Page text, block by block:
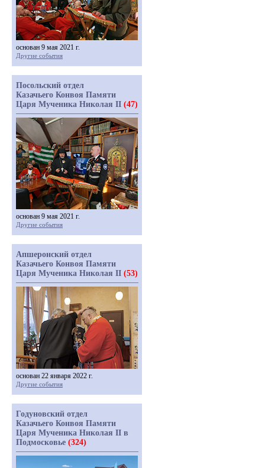
основан 9 мая 2021 г.
Другие события
Посольский отдел
Казачьего Конвоя Памяти
Царя Мученика Николая II (47)
основан 9 мая 2021 г.
Другие события
Апшеронский отдел
Казачьего Конвоя Памяти
Царя Мученика Николая II (53)
основан 22 января 2022 г.
Другие события
Годуновский отдел
Казачьего Конвоя Памяти
Царя Мученика Николая II в
Подмосковье (324)